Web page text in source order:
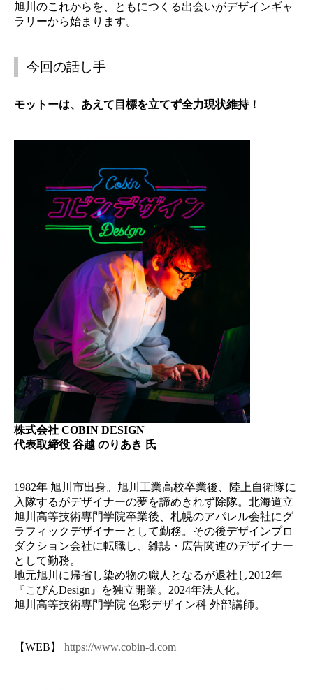
旭川のこれからを、ともにつくる出会いがデザインギャ
ラリーから始まります。
今回の話し手
モットーは、あえて目標を立てず全力現状維持！
株式会社 COBIN DESIGN
代表取締役 谷越 のりあき 氏
1982年 旭川市出身。旭川工業高校卒業後、陸上自衛隊に
入隊するがデザイナーの夢を諦めきれず除隊。北海道立
旭川高等技術専門学院卒業後、札幌のアパレル会社にグ
ラフィックデザイナーとして勤務。その後デザインプロ
ダクション会社に転職し、雑誌・広告関連のデザイナー
として勤務。
地元旭川に帰省し染め物の職人となるが退社し2012年
『こびんDesign』を独立開業。2024年法人化。
旭川高等技術専門学院 色彩デザイン科 外部講師。
【WEB】 https://www.cobin-d.com